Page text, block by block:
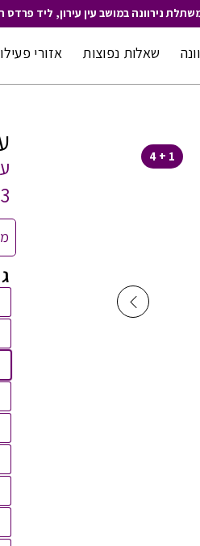
נירוונה במושב עין עירון, ליד
שאלות נפוצות אזורי
1 + 4